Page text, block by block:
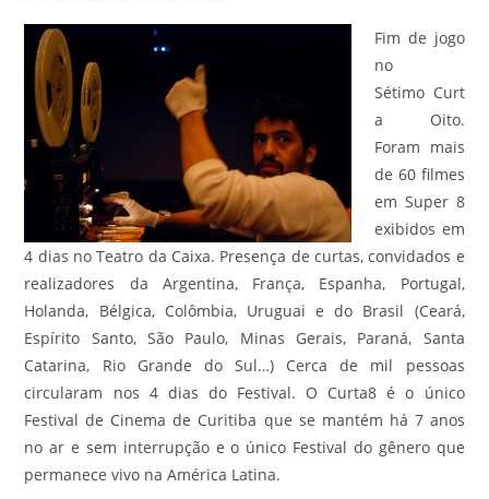
Fim de jogo
no
Sétimo Curt
a Oito.
Foram mais
de 60 filmes
em Super 8
exibidos em
4 dias no Teatro da Caixa. Presença de curtas, convidados e
realizadores da Argentina, França, Espanha, Portugal,
Holanda, Bélgica, Colômbia, Uruguai e do Brasil (Ceará,
Espírito Santo, São Paulo, Minas Gerais, Paraná, Santa
Catarina, Rio Grande do Sul…) Cerca de mil pessoas
circularam nos 4 dias do Festival. O Curta8 é o único
Festival de Cinema de Curitiba que se mantém há 7 anos
no ar e sem interrupção e o único Festival do gênero que
permanece vivo na América Latina.